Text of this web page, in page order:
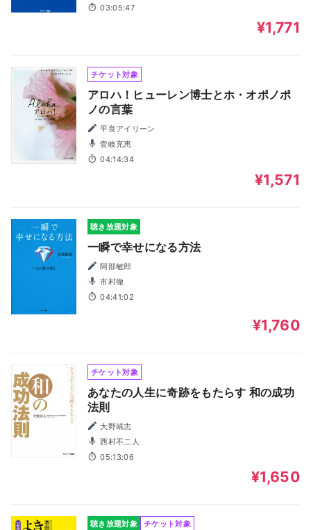
03:05:47
¥1,771
チケット対象
アロハ！ヒューレン博士とホ・オポノポ
ノの言葉
平良アイリーン
壹岐充恵
04:14:34
¥1,571
聴き放題対象
一瞬で幸せになる方法
阿部敏郎
市村徹
04:41:02
¥1,760
チケット対象
あなたの人生に奇跡をもたらす 和の成功
法則
大野靖志
西村不二人
05:13:06
¥1,650
聴き放題対象 チケット対象